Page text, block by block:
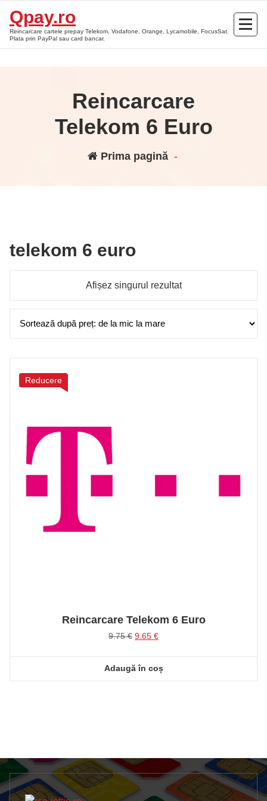
conținut
Qpay.ro
Reincarcare cartele prepay Telekom, Vodafone, Orange, Lycamobile, FocusSat.
Plata prin PayPal sau card bancar.
Reincarcare
Telekom 6 Euro
Prima pagină -
telekom 6 euro
Afișez singurul rezultat
Reducere
Reincarcare Telekom 6 Euro
9.75€ Prețul
fost:
9.65 €Prețul
9.65 €.
Adaugă în coș